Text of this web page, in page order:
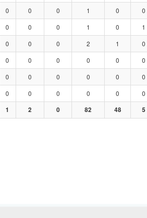
0 0 0 1 0 0
0 0 0 1 0 1
0 0 0 2 1 0
0 0 0 0 0 0
0 0 0 0 0 0
0 0 0 0 0 0
1 2 0 82 48 5